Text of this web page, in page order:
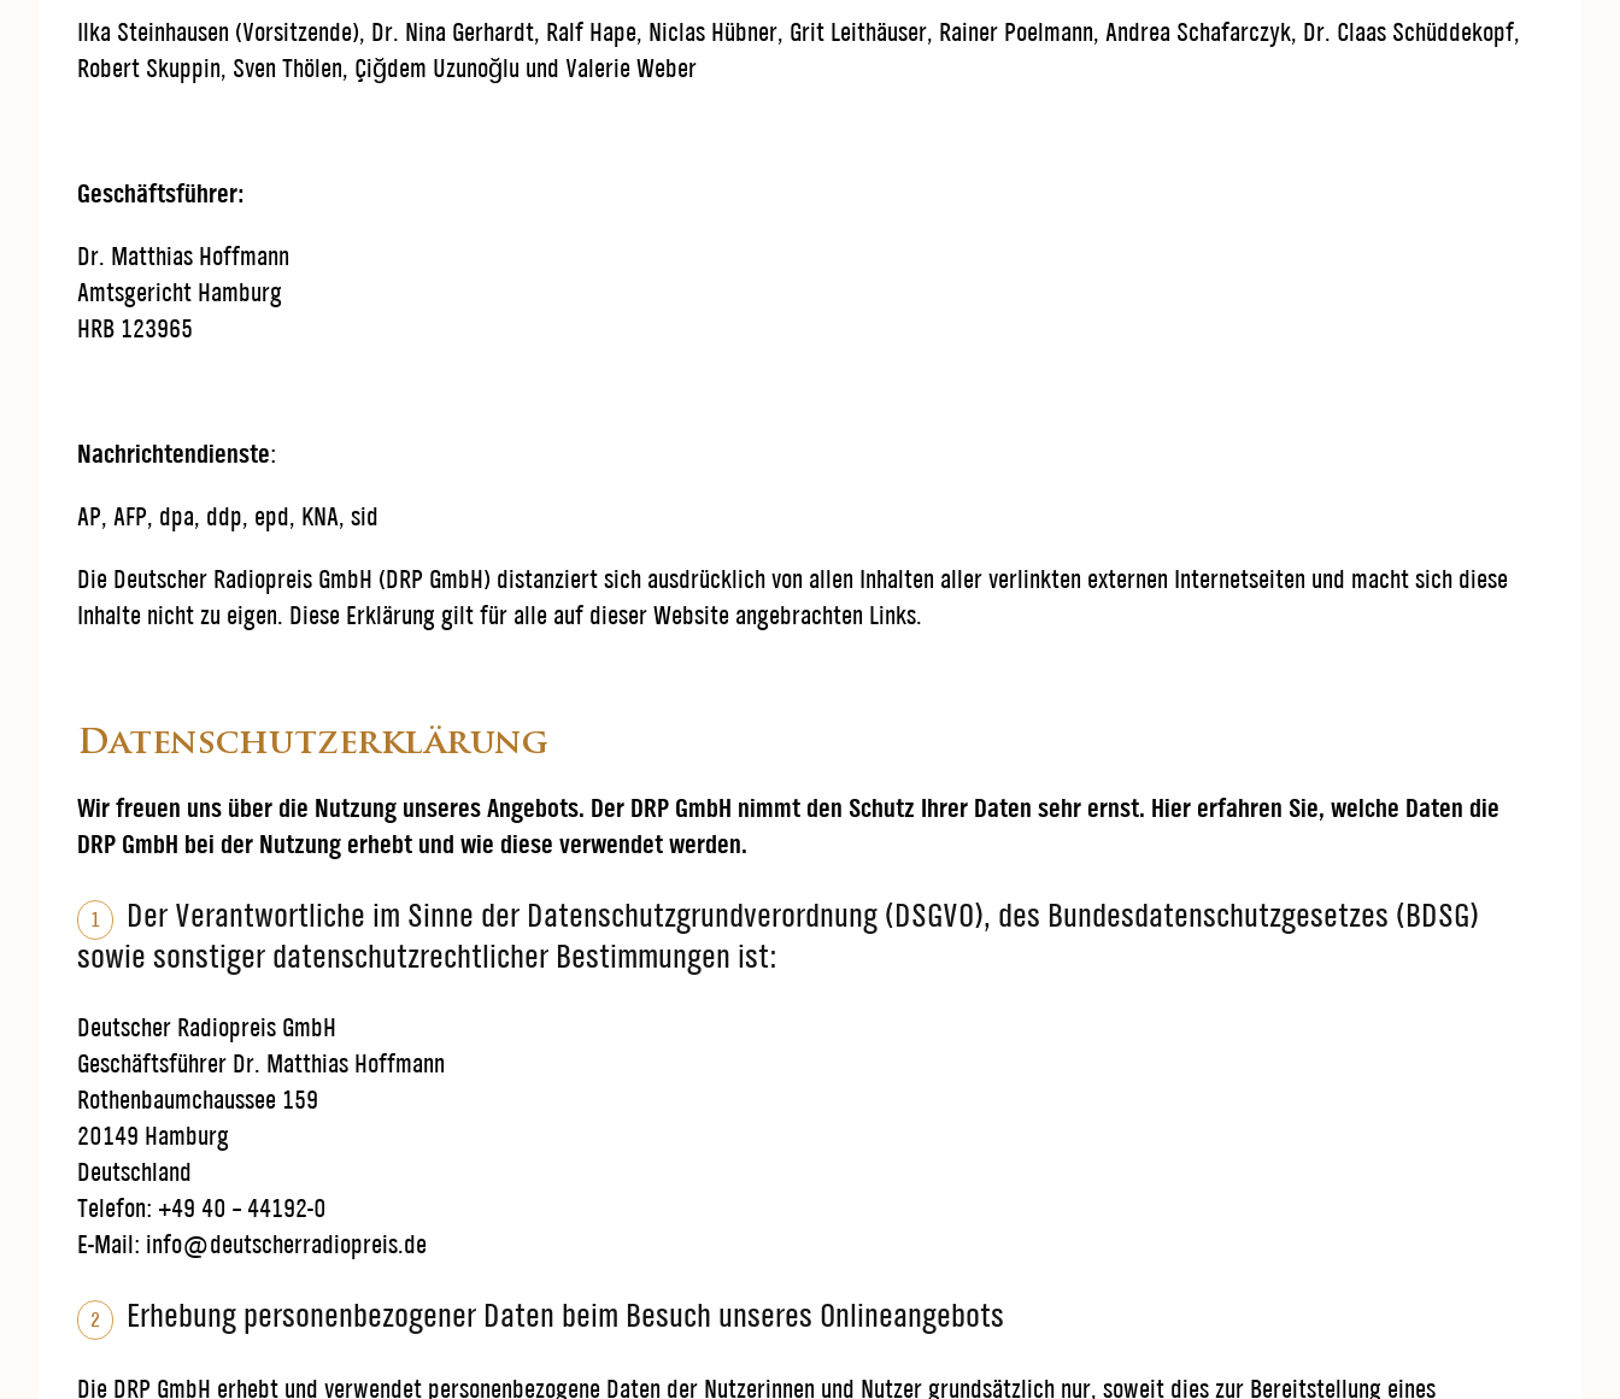
Ilka Steinhausen (Vorsitzende), Dr. Nina Gerhardt, Ralf Hape, Niclas Hübner, Grit Leithäuser, Rainer Poelmann, Andrea Schafarczyk, Dr. Claas Schüddekopf,
Robert Skuppin, Sven Thölen, Çiğdem Uzunoğlu und Valerie Weber
Geschäftsführer:
Dr. Matthias Hoffmann
Amtsgericht Hamburg
HRB 123965
Nachrichtendienste:
AP, AFP, dpa, ddp, epd, KNA, sid
Die Deutscher Radiopreis GmbH (DRP GmbH) distanziert sich ausdrücklich von allen Inhalten aller verlinkten externen Internetseiten und macht sich diese
Inhalte nicht zu eigen. Diese Erklärung gilt für alle auf dieser Website angebrachten Links.
Datenschutzerklärung
Wir freuen uns über die Nutzung unseres Angebots. Der DRP GmbH nimmt den Schutz Ihrer Daten sehr ernst. Hier erfahren Sie, welche Daten die
DRP GmbH bei der Nutzung erhebt und wie diese verwendet werden.
1
Der Verantwortliche im Sinne der Datenschutzgrundverordnung (DSGVO), des Bundesdatenschutzgesetzes (BDSG)
sowie sonstiger datenschutzrechtlicher Bestimmungen ist:
Deutscher Radiopreis GmbH
Geschäftsführer Dr. Matthias Hoffmann
Rothenbaumchaussee 159
20149 Hamburg
Deutschland
Telefon: +49 40 – 44192-0
E-Mail: info@deutscherradiopreis.de
2 Erhebung personenbezogener Daten beim Besuch unseres Onlineangebots
Die DRP GmbH erhebt und verwendet personenbezogene Daten der Nutzerinnen und Nutzer grundsätzlich nur, soweit dies zur Bereitstellung eines